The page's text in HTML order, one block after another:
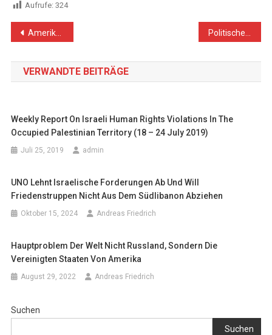
Aufrufe: 324
Beitragsnavigation
Amerikanisch-israelische Vereinbarung ist Angriff auf das Völkerrecht und die UN-Resolutionen Politische Brandstifter und ihre Feindbilder
VERWANDTE BEITRÄGE
Weekly Report On Israeli Human Rights Violations In The
Occupied Palestinian Territory (18 – 24 July 2019)
Juli 25, 2019 admin
UNO Lehnt Israelische Forderungen Ab Und Will
Friedenstruppen Nicht Aus Dem Südlibanon Abziehen
Oktober 15, 2024 Andreas Friedrich
Hauptproblem Der Welt Nicht Russland, Sondern Die
Vereinigten Staaten Von Amerika
August 29, 2022 Andreas Friedrich
Suchen
Suchen